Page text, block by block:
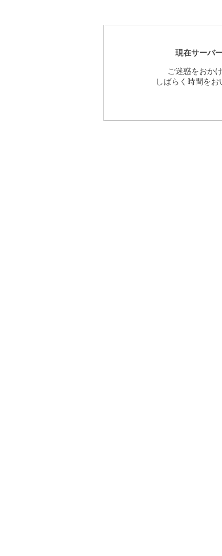
現在サーバ
ご迷惑をおか
しばらく時間を